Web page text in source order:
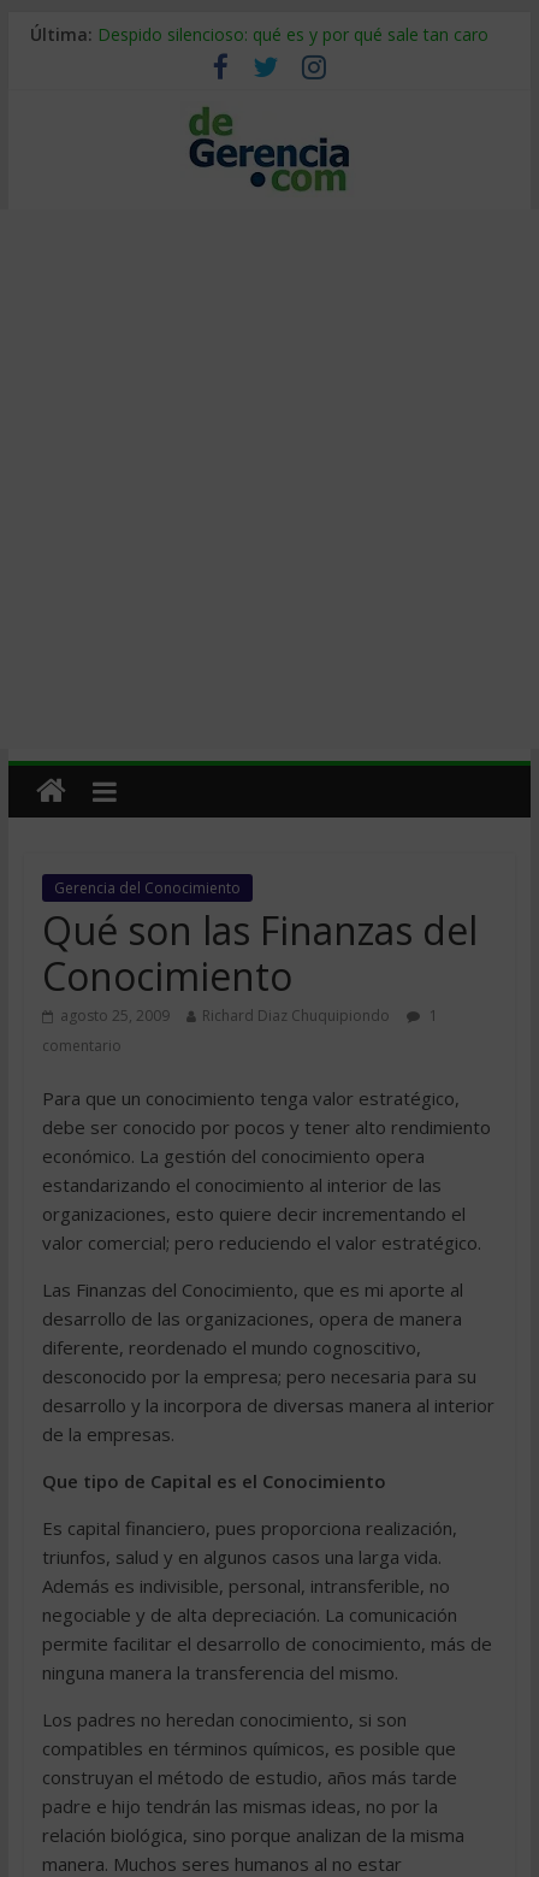
Última: Despido silencioso: qué es y por qué sale tan caro
La economía de Venezuela después del terremoto
Los 8 pasos de Kotter: liderar el cambio sin fracasar
Gestión de proyectos con IA: qué cambia en el oficio
IA y creatividad: cómo evitar que todos piensen igual
Gerencia del Conocimiento
Qué son las Finanzas del
Conocimiento
agosto 25, 2009 Richard Diaz Chuquipiondo
1
comentario
Para que un conocimiento tenga valor estratégico,
debe ser conocido por pocos y tener alto rendimiento
económico. La gestión del conocimiento opera
estandarizando el conocimiento al interior de las
organizaciones, esto quiere decir incrementando el
valor comercial; pero reduciendo el valor estratégico.
Las Finanzas del Conocimiento, que es mi aporte al
desarrollo de las organizaciones, opera de manera
diferente, reordenado el mundo cognoscitivo,
desconocido por la empresa; pero necesaria para su
desarrollo y la incorpora de diversas manera al interior
de la empresas.
Que tipo de Capital es el Conocimiento
Es capital financiero, pues proporciona realización,
triunfos, salud y en algunos casos una larga vida.
Además es indivisible, personal, intransferible, no
negociable y de alta depreciación. La comunicación
permite facilitar el desarrollo de conocimiento, más de
ninguna manera la transferencia del mismo.
Los padres no heredan conocimiento, si son
compatibles en términos químicos, es posible que
construyan el método de estudio, años más tarde
padre e hijo tendrán las mismas ideas, no por la
relación biológica, sino porque analizan de la misma
manera. Muchos seres humanos al no estar